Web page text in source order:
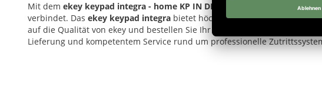
Mit dem ekey keypad integra - home KP IN DE GL EG
investieren Sie in
verbindet. Das ekey keypad integra bietet höchste Zuverlässigkeit, eine
auf die Qualität von ekey und bestellen Sie Ihr
ekey keypad integra -
Lieferung und kompetentem Service rund um professionelle